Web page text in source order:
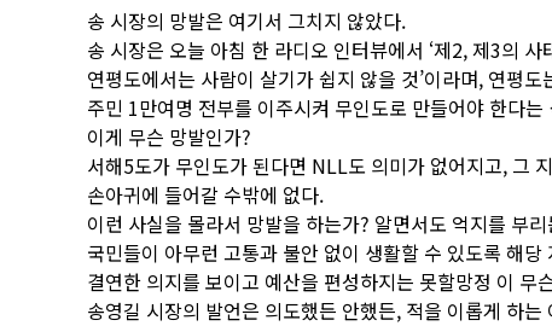
송 시장의 망발은 여기서 그치지 않았다.
송 시장은 오늘 아침 한 라디오 인터뷰에서 ‘제2, 제3의 사
연평도에서는 사람이 살기가 쉽지 않을 것’이라며, 연평도
주민 1만여명 전부를 이주시켜 무인도로 만들어야 한다는
이게 무슨 망발인가?
서해5도가 무인도가 된다면 NLL도 의미가 없어지고, 그
손아귀에 들어갈 수밖에 없다.
이런 사실을 몰라서 망발을 하는가? 알면서도 억지를 부리
국민들이 아무런 고통과 불안 없이 생활할 수 있도록 해당
결연한 의지를 보이고 예산을 편성하지는 못할망정 이 무
송영길 시장의 발언은 의도했든 안했든, 적을 이롭게 하는